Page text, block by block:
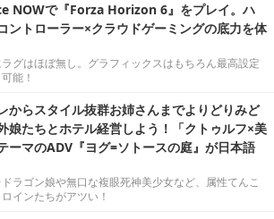
NOWで『Forza Horizon 6』をプレイ。ハ
ントローラー×クラウドゲーミングの底力を体
グはほぼ無し。グラフィックスはもちろん最高設定
能！
からスタイル抜群お姉さんまでよりどりみど
娘たちとホテル経営しよう！「クトゥルフ×美
ーマのADV『ヨグ=ソトースの庭』が日本語
ラゴン娘や無口な複眼死神美少女など、属性てんこ
インたちがアツい！